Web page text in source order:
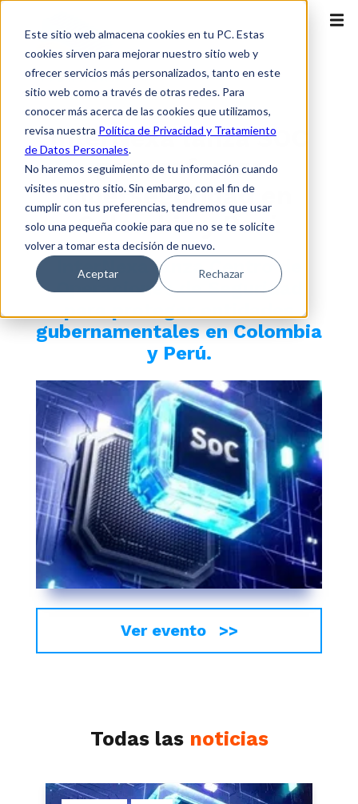
Este sitio web almacena cookies en tu PC. Estas
cookies sirven para mejorar nuestro sitio web y
ofrecer servicios más personalizados, tanto en este
sitio web como a través de otras redes. Para
conocer más acerca de las cookies que utilizamos,
revisa nuestra Política de Privacidad y Tratamiento
de Datos Personales.
No haremos seguimiento de tu información cuando
visites nuestro sitio. Sin embargo, con el fin de
cumplir con tus preferencias, tendremos que usar
solo una pequeña cookie para que no se te solicite
volver a tomar esta decisión de nuevo.
Aceptar Rechazar
Destacado
InterNexa lanza SOC
para reforzar
ciberseguridad en
Colombia y Perú
InterNexa lanza Centro de
Operaciones de Seguridad
gubernamentales en Colombia
y Perú.
Ver evento >>
Todas las noticias